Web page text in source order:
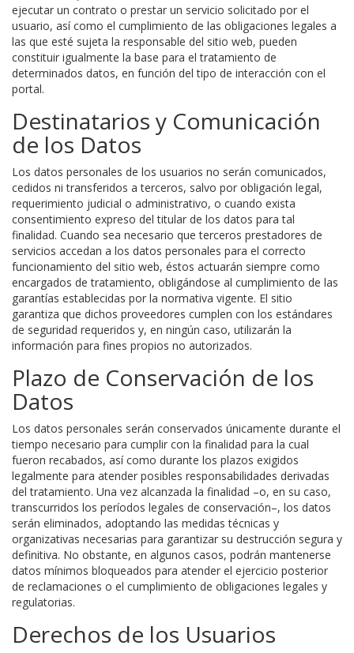
ejecutar un contrato o prestar un servicio solicitado por el
usuario, así como el cumplimiento de las obligaciones legales a
las que esté sujeta la responsable del sitio web, pueden
constituir igualmente la base para el tratamiento de
determinados datos, en función del tipo de interacción con el
portal.
Destinatarios y Comunicación
de los Datos
Los datos personales de los usuarios no serán comunicados,
cedidos ni transferidos a terceros, salvo por obligación legal,
requerimiento judicial o administrativo, o cuando exista
consentimiento expreso del titular de los datos para tal
finalidad. Cuando sea necesario que terceros prestadores de
servicios accedan a los datos personales para el correcto
funcionamiento del sitio web, éstos actuarán siempre como
encargados de tratamiento, obligándose al cumplimiento de las
garantías establecidas por la normativa vigente. El sitio
garantiza que dichos proveedores cumplen con los estándares
de seguridad requeridos y, en ningún caso, utilizarán la
información para fines propios no autorizados.
Plazo de Conservación de los
Datos
Los datos personales serán conservados únicamente durante el
tiempo necesario para cumplir con la finalidad para la cual
fueron recabados, así como durante los plazos exigidos
legalmente para atender posibles responsabilidades derivadas
del tratamiento. Una vez alcanzada la finalidad ­–o, en su caso,
transcurridos los períodos legales de conservación–, los datos
serán eliminados, adoptando las medidas técnicas y
organizativas necesarias para garantizar su destrucción segura y
definitiva. No obstante, en algunos casos, podrán mantenerse
datos mínimos bloqueados para atender el ejercicio posterior
de reclamaciones o el cumplimiento de obligaciones legales y
regulatorias.
Derechos de los Usuarios